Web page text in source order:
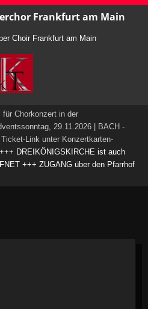
Frankfurt am Main
Choir Frankfurt am Main
Chorkonzert in der
29.11.2026 | BACH -
Link unter Konzertkarten-
DREIKÖNIGSKIRCHE ist auch
+++ ZUGANG über den Pfarrhof